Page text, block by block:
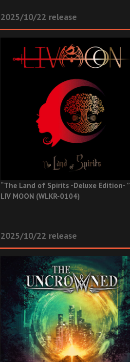
2025/10/22 release
“The Land of Spirits -Deluxe Edition- ”
LIV MOON (WLKR-0104)
2025/10/22 release